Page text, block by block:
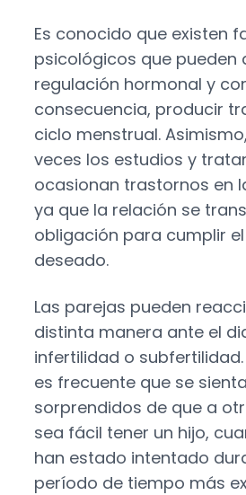
Es conocido que existen
psicológicos que pueden
regulación hormonal y
consecuencia, producir
ciclo menstrual.
veces los estudios y
ocasionan trastornos en
ya que la relación se
obligación para cumplir
deseado.
Las parejas pueden
distinta manera ante el
infertilidad o
es frecuente que se
sorprendidos de que a
sea fácil tener un hijo,
han estado intentado
período de tiempo más